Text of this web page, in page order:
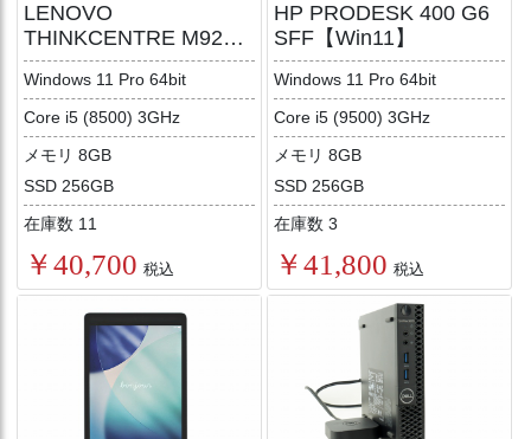
LENOVO
THINKCENTRE M920S
[新品SSD]【Win11】
Windows 11 Pro 64bit
Core i5 (8500) 3GHz
メモリ 8GB
SSD 256GB
在庫数 11
￥40,700 税込
HP PRODESK 400 G6
SFF【Win11】
Windows 11 Pro 64bit
Core i5 (9500) 3GHz
メモリ 8GB
SSD 256GB
在庫数 3
￥41,800 税込